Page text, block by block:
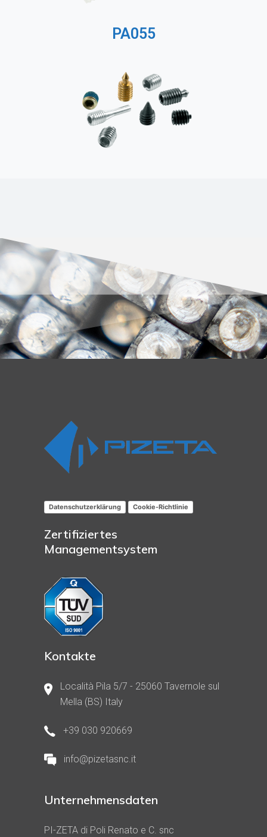
PA055
Datenschutzerklärung Cookie-Richtlinie
Zertifiziertes
Managementsystem
Kontakte
Località Pila 5/7 - 25060 Tavernole sul
Mella (BS) Italy
+39 030 920669
info@pizetasnc.it
Unternehmensdaten
PI-ZETA di Poli Renato e C. snc